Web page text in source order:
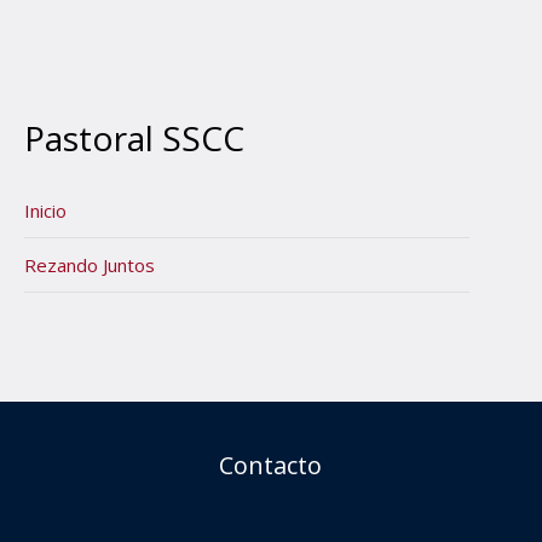
Pastoral SSCC
Inicio
Rezando Juntos
Contacto